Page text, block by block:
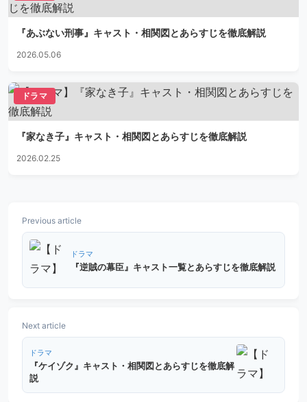
『あぶない刑事』キャスト・相関図とあらすじを徹底解説
2026.05.06
ドラマ
『家なき子』キャスト・相関図とあらすじを徹底解説
2026.02.25
Previous article
ドラマ
『逆賊の幕臣』キャスト一覧とあらすじを徹底解説
Next article
ドラマ
『ケイゾク』キャスト・相関図とあらすじを徹底解
説